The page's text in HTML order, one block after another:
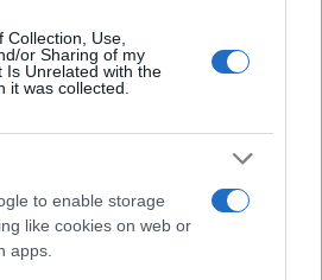
Use,
or Sharing of my
Is Unrelated with the
it was collected.
to enable storage
like cookies on web or
apps.